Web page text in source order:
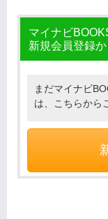
マイナビ
新規会員登録
まだマイナビ
は、こちらから